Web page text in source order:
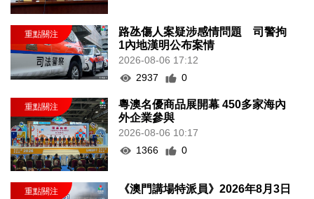
路氹傷人案疑涉感情問題 司警拘
1內地漢明公布案情
2026-08-06 17:12
2937
0
粵澳名優商品展開幕 450多家海內
外企業參與
2026-08-06 10:17
1366
0
《澳門講場特派員》2026年8月3日